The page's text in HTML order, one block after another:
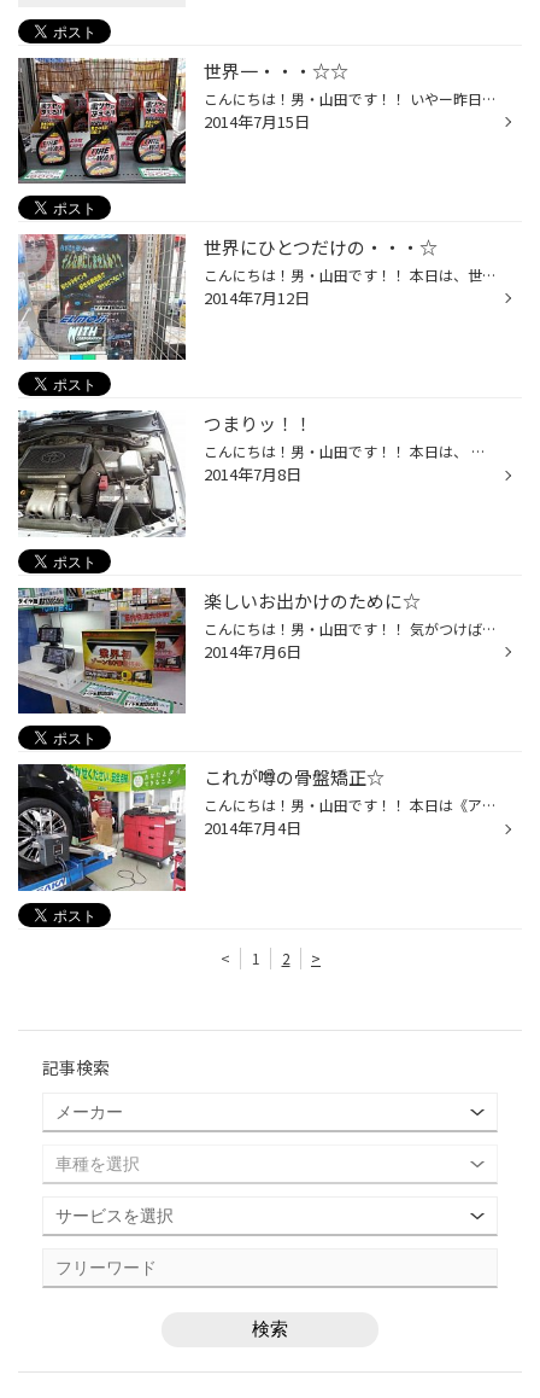
世界一・・・☆☆
こんにちは！男・山田です！！ いやー昨日ついにッ！ 《ドイツ世界一》という結果で、ワールドカップも閉幕してしまいましたね。。 サッカー好きの山田的には、 少し寂しいような・・・ やっとゆっくり寝れるのでホッとしたような・・・ そんな気持ちになっております(((^^;) それにしても《世界一...
2014年7月15日
世界にひとつだけの・・・☆
こんにちは！男・山田です！！ 本日は、世界にひとつだけの光るステッカーが作れる 《ＥＬＭＯＪＩ エルモジ》 を、ご紹介します！！ コチラの商品は発光ＥＬ基盤を使ってステッカーを光らせてしまう優れものです☆☆ 自分だけの♪仲の良いご友人さんと♪♪ オリジナル発光ＥＬステッカーを作ってみま...
2014年7月12日
つまりッ！！
こんにちは！男・山田です！！ 本日は、 《BLITZ SUSパワーエアクリーナー》 を、ご紹介します！ こちらの商品は、エンジンに空気を送るための吸気面を増やし、 エンジン内での混合気の充填効率を向上させて… つまりッ！！ 人間でいう『肺活量』を上げるパーツです☆ 私たちもいっぱいキレイな空気を...
2014年7月8日
楽しいお出かけのために☆
こんにちは！男・山田です！！ 気がつけばもう７月ですねッ！ 夏のお出かけシーズンはもう目の前ですね♪ 本日はメンテナンスとは違うお出かけグッズをご紹介します☆☆ それは・・・ 《ユピテル ♪GPSレーダー♪》 ですッ！ 行ったことのない所へ遊びに行く事が増えるこのシーズンに大活躍☆ スピードの...
2014年7月6日
これが噂の骨盤矯正☆
こんにちは！男・山田です！！ 本日は《アライメント調整》のご紹介です☆ 突然ですが・・・ みなさまのお車はまっすぐ走りますか？ ハンドルから少しでも手を離すと、お車が左右に行ってしまうような事はないですか？？ まっすぐ走っている時ハンドルが曲がってはいませんか？？ 実は意外とまっすぐ...
2014年7月4日
< 1 2 >
記事検索